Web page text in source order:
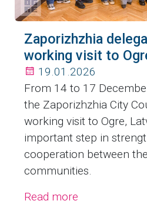
Zaporizhzhia
working visit to
19.01.2026
From 14 to 17
the Zaporizhzhia City
working visit to Ogre,
important step in
cooperation between
communities.
Read more